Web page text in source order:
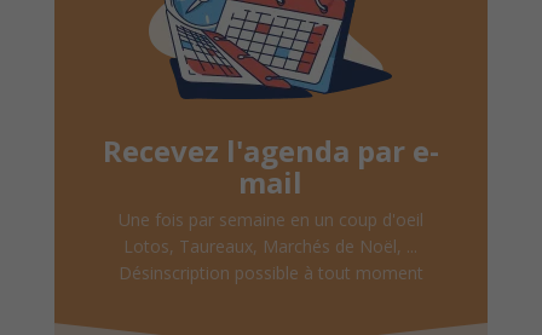
Recevez l'agenda par e-
mail
Une fois par semaine en un coup d'oeil
Lotos, Taureaux, Marchés de Noël, ...
Désinscription possible à tout moment